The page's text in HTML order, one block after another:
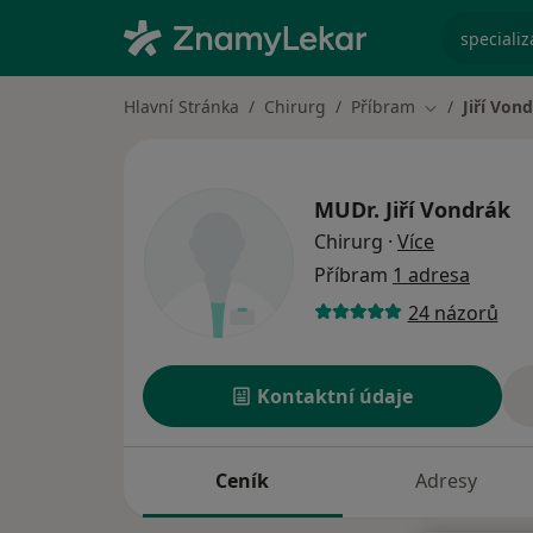
Hlavní Stránka Chirurg Příbram Změna města
Jiří
MUDr. Jiří Vondrák
Chirurg · Více
Příbram 1 adresa
24 názorů
Kontaktní údaje
Ceník Adresy